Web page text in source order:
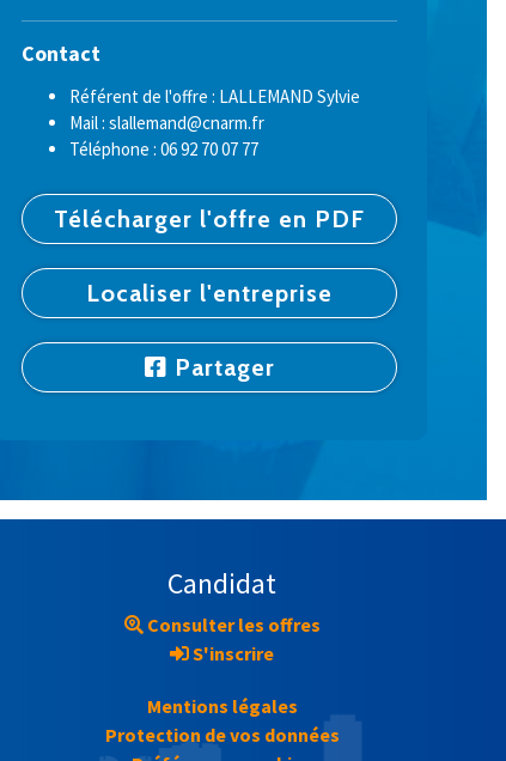
Contact
Référent de l'offre : LALLEMAND Sylvie
Mail : slallemand@cnarm.fr
Téléphone : 06 92 70 07 77
Télécharger l'offre en PDF
Localiser l'entreprise
Partager
Candidat
Consulter les offres
S'inscrire
Mentions légales
Protection de vos données